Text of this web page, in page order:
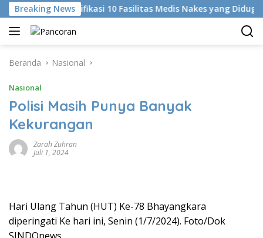
Langsung
ke
konten
Breaking News
KKI Identifikasi 10 Fasilitas Medis Nakes yang Diduga
Beranda Nasional
Nasional
Polisi Masih Punya Banyak
Kekurangan
Zarah Zuhran
Juli 1, 2024
Hari Ulang Tahun (HUT) Ke-78 Bhayangkara
diperingati Ke hari ini, Senin (1/7/2024). Foto/Dok